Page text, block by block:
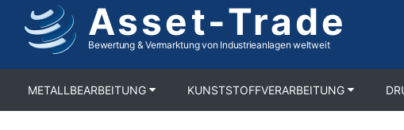
Asset-Trade
Bewertung & Vermarktung von Industrieanlagen weltweit
METALLBEARBEITUNG KUNSTSTOFFVERARBEITUNG